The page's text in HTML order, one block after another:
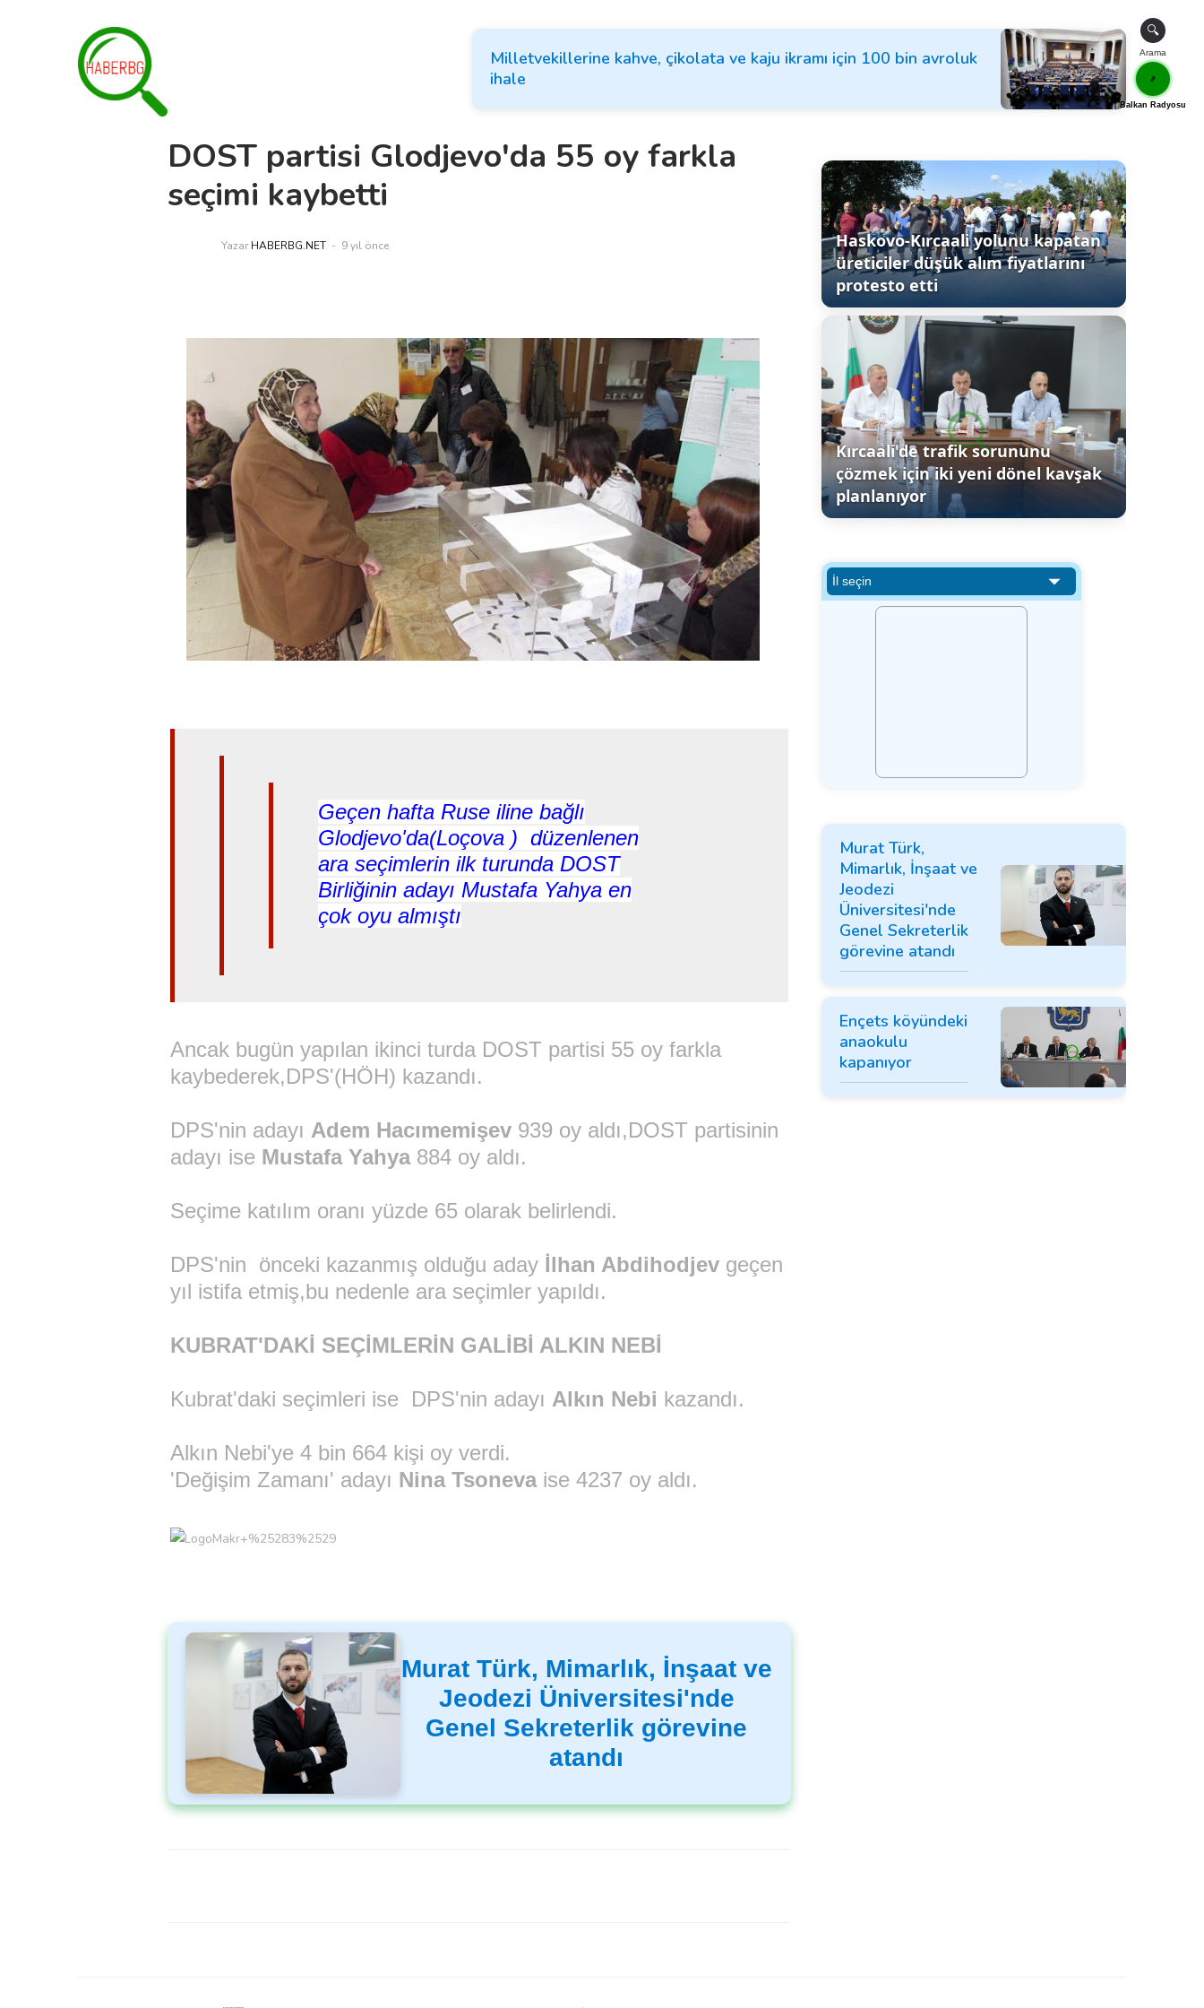
Milletvekillerine kahve, çikolata ve kaju ikramı için 100 bin avroluk
ihale
DOST partisi Glodjevo'da 55 oy farkla
seçimi kaybetti
Yazar HABERBG.NET 9 yıl önce
Geçen hafta Ruse iline bağlı
Glodjevo'da(Loçova ) düzenlenen
ara seçimlerin ilk turunda DOST
Birliğinin adayı Mustafa Yahya en
çok oyu almıştı
Ancak bugün yapılan ikinci turda DOST partisi 55 oy farkla
kaybederek,DPS'(HÖH) kazandı.
DPS'nin adayı Adem Hacımemişev 939 oy aldı,DOST partisinin
adayı ise Mustafa Yahya884 oy aldı.
Seçime katılım oranı yüzde 65 olarak belirlendi.
DPS'nin önceki kazanmış olduğu aday İlhan Abdihodjev geçen
yıl istifa etmiş,bu nedenle ara seçimler yapıldı.
KUBRAT'DAKİ SEÇİMLERİN GALİBİ ALKIN NEBİ
Kubrat'daki seçimleri ise DPS'nin adayı Alkın Nebi kazandı.
Alkın Nebi'ye 4 bin 664 kişi oy verdi.
'Değişim Zamanı' adayı Nina Tsonevaise 4237 oy aldı.
Murat Türk, Mimarlık, İnşaat ve
Jeodezi Üniversitesi'nde
Genel Sekreterlik görevine
atandı
Haskovo-Kırcaali yolunu kapatan
üreticiler düşük alım fiyatlarını
protesto etti
Kırcaali'de trafik sorununu
çözmek için iki yeni dönel kavşak
planlanıyor
Murat Türk,
Mimarlık, İnşaat ve
Jeodezi
Üniversitesi'nde
Genel Sekreterlik
görevine atandı
Ençets köyündeki
anaokulu
kapanıyor
🔍
Arama
🎵
Balkan Radyosu